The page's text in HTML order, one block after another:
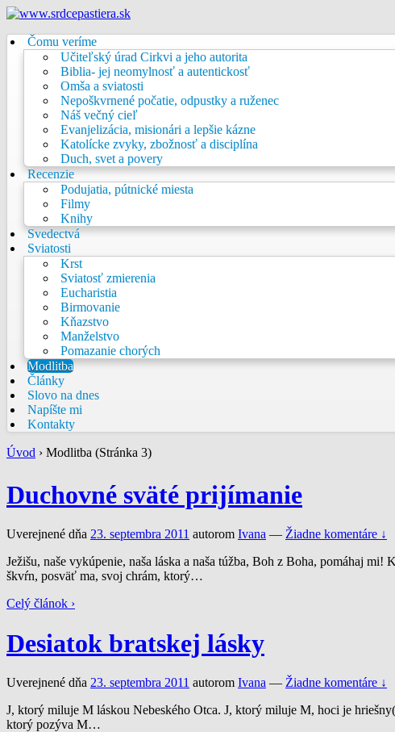
Čomu veríme
Učiteľský úrad Cirkvi a jeho autorita
Biblia- jej neomylnosť a autentickosť
Omša a sviatosti
Nepoškvrnené počatie, odpustky a ruženec
Náš večný cieľ
Evanjelizácia, misionári a lepšie kázne
Katolícke zvyky, zbožnosť a disciplína
Duch, svet a povery
Recenzie
Podujatia, pútnické miesta
Filmy
Knihy
Svedectvá
Sviatosti
Krst
Sviatosť zmierenia
Eucharistia
Birmovanie
Kňazstvo
Manželstvo
Pomazanie chorých
Modlitba
Články
Slovo na dnes
Napíšte mi
Kontakty
Úvod › Modlitba (Stránka 3)
Duchovné sväté prijímanie
Uverejnené dňa 23. septembra 2011 autorom Ivana — Žiadne komentáre ↓
Ježišu, naše vykúpenie, naša láska a naša túžba, Boh z Boha, pomáhaj
škvŕn, posväť ma, svoj chrám, ktorý…
Celý článok ›
Desiatok bratskej lásky
Uverejnené dňa 23. septembra 2011 autorom Ivana — Žiadne komentáre ↓
J, ktorý miluje M láskou Nebeského Otca. J, ktorý miluje M, hoci je
ktorý pozýva M…